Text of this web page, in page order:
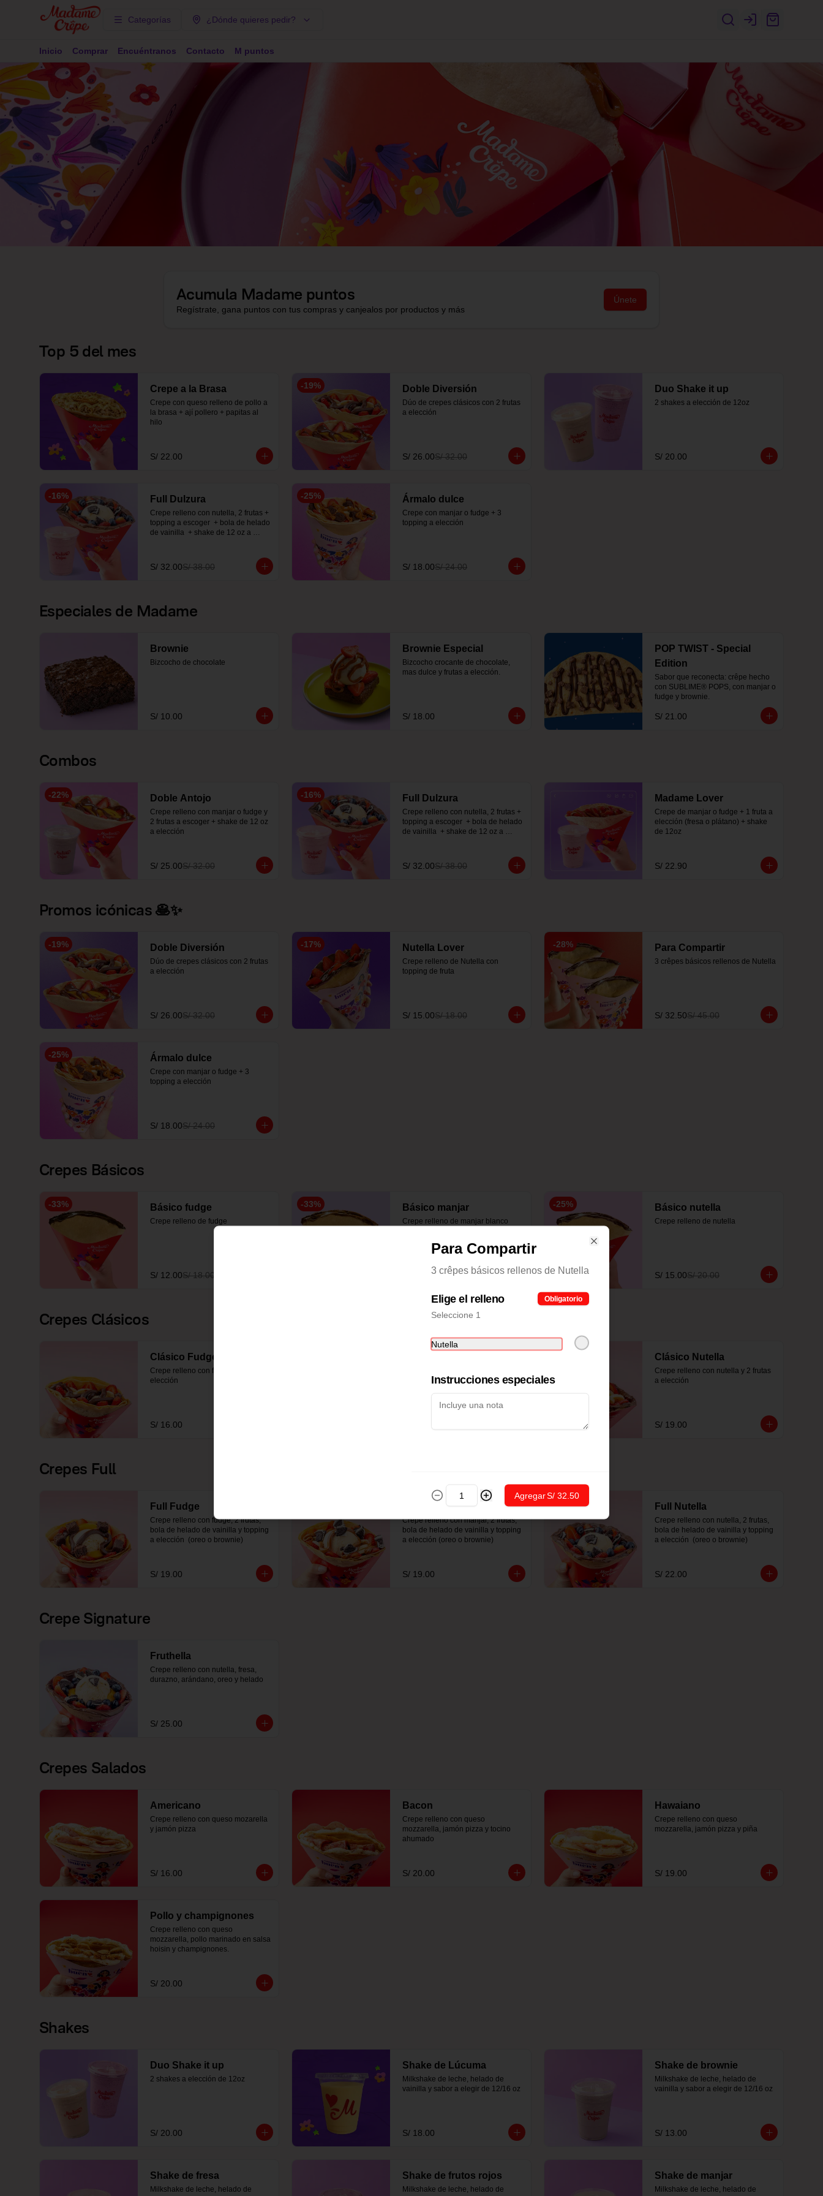
Categorías ¿Dónde quieres pedir?
Login
Inicio Comprar Encuéntranos Contacto M puntos
Acumula Madame puntos
Regístrate, gana puntos con tus compras y canjealos por productos y más
Únete
Top 5 del mes
Crepe a la Brasa
Crepe con queso relleno de pollo a
la brasa + ají pollero + papitas al
hilo
S/ 22.00
-19% Doble Diversión
Dúo de crepes clásicos con 2 frutas
a elección
S/ 26.00S/ 32.00
Duo Shake it up
2 shakes a elección de 12oz
S/ 20.00
-16% Full Dulzura
Crepe relleno con nutella, 2 frutas +
topping a escoger  + bola de helado
de vainilla  + shake de 12 oz a
S/ 32.00S/ 38.00
-25% Ármalo dulce
Crepe con manjar o fudge + 3
topping a elección
S/ 18.00S/ 24.00
Especiales de Madame
Brownie
Bizcocho de chocolate
S/ 10.00
Brownie Especial
Bizcocho crocante de chocolate,
mas dulce y frutas a elección.
S/ 18.00
POP TWIST - Special
Edition
Sabor que reconecta: crêpe hecho
con SUBLIME® POPS, con manjar o
fudge y brownie.
S/ 21.00
Combos
-22% Doble Antojo
Crepe relleno con manjar o fudge y
2 frutas a escoger + shake de 12 oz
a elección
S/ 25.00S/ 32.00
-16% Full Dulzura
Crepe relleno con nutella, 2 frutas +
topping a escoger  + bola de helado
de vainilla  + shake de 12 oz a
S/ 32.00S/ 38.00
Madame Lover
Crepe de manjar o fudge + 1 fruta a
elección (fresa o plátano) + shake
de 12oz
S/ 22.90
Promos icónicas 🥞✨
-19% Doble Diversión
Dúo de crepes clásicos con 2 frutas
a elección
S/ 26.00S/ 32.00
-17% Nutella Lover
Crepe relleno de Nutella con
topping de fruta
S/ 15.00S/ 18.00
-28% Para Compartir
3 crêpes básicos rellenos de Nutella
S/ 32.50S/ 45.00
-25% Ármalo dulce
Crepe con manjar o fudge + 3
topping a elección
S/ 18.00S/ 24.00
Crepes Básicos
-33% Básico fudge
Crepe relleno de fudge
S/ 12.00S/ 18.00
-33% Básico manjar
Crepe relleno de manjar blanco
S/ 12.00S/ 18.00
-25% Básico nutella
Crepe relleno de nutella
S/ 15.00S/ 20.00
Crepes Clásicos
Clásico Fudge
Crepe relleno con fudge y 2 frutas a
elección
S/ 16.00
a elección
Clásico Nutella
Crepe relleno con nutella y 2 frutas
a elección
S/ 19.00
Crepes Full
Full Fudge
Crepe relleno con fudge, 2 frutas,
bola de helado de vainilla y topping
a elección  (oreo o brownie)
S/ 19.00
Full Manjar
Crepe relleno con manjar, 2 frutas,
bola de helado de vainilla y topping
a elección (oreo o brownie)
S/ 19.00
Full Nutella
Crepe relleno con nutella, 2 frutas,
bola de helado de vainilla y topping
a elección  (oreo o brownie)
S/ 22.00
Crepe Signature
Fruthella
Crepe relleno con nutella, fresa,
durazno, arándano, oreo y helado
S/ 25.00
Crepes Salados
Americano
Crepe relleno con queso mozarella
y jamón pizza
S/ 16.00
Bacon
Crepe relleno con queso
mozzarella, jamón pizza y tocino
ahumado
S/ 20.00
Hawaiano
Crepe relleno con queso
mozzarella, jamón pizza y piña
S/ 19.00
Pollo y champignones
Crepe relleno con queso
mozzarella, pollo marinado en salsa
hoisin y champignones.
S/ 20.00
Shakes
Duo Shake it up
2 shakes a elección de 12oz
S/ 20.00
Shake de Lúcuma
Milkshake de leche, helado de
vainilla y sabor a elegir de 12/16 oz
S/ 18.00
Shake de brownie
Milkshake de leche, helado de
vainilla y sabor a elegir de 12/16 oz
S/ 13.00
Shake de fresa
Milkshake de leche, helado de
Shake de frutos rojos
Milkshake de leche, helado de
Shake de manjar
Milkshake de leche, helado de
Para Compartir
3 crêpes básicos rellenos de Nutella
Elige el relleno Obligatorio
Seleccione 1
Nutella
Instrucciones especiales
AgregarS/ 32.50
Close